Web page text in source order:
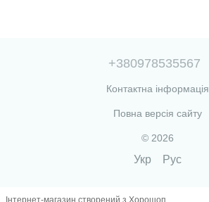
+380978535567
Контактна інформація
Повна версія сайту
© 2026
Укр Рус